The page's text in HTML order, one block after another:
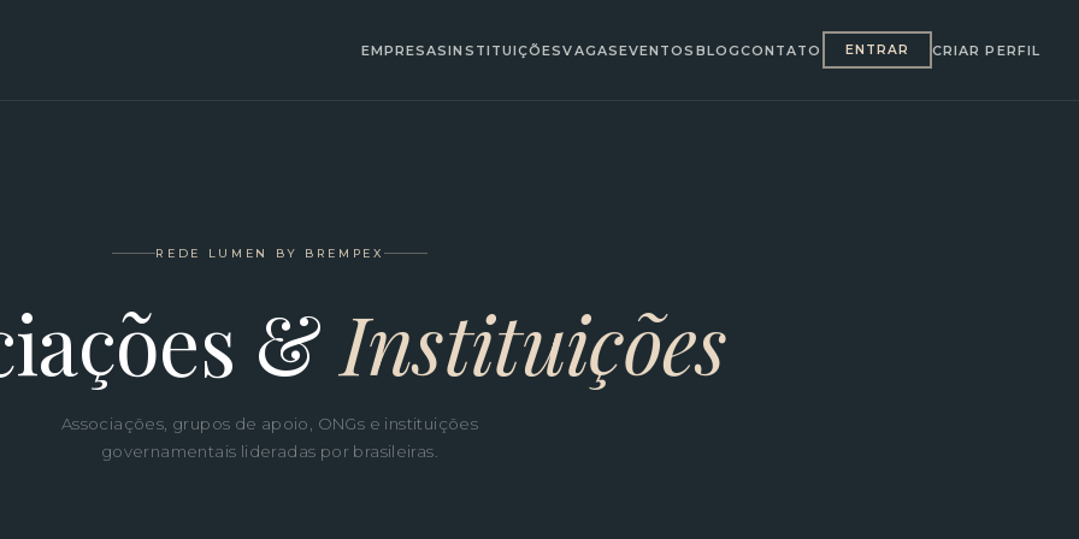
EMPRESASINSTITUIÇÕESVAGASEVENTOS BLOGCONTATO ENTRAR CRIAR PERFIL
REDE LUMEN BY BREMPEX
&Instituições
Associações, grupos de apoio, ONGs e instituições
governamentais lideradas por brasileiras.